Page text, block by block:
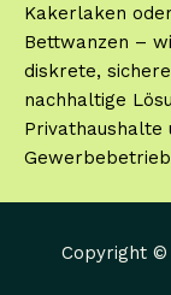
Kakerlaken oder
Bettwanzen –
diskrete,
nachhaltige
Privathaushalte
Copyright ©